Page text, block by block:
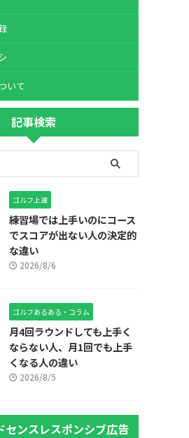
いて
記事検索
ゴルフ上達
練習場では上手いのにコース
でスコアが出ない人の決定的
な違い
2026/8/6
ゴルフあるある・コラム
月4回ラウンドしても上手く
ならない人、月1回でも上手
くなる人の違い
2026/8/5
センスレスポンシブ広告